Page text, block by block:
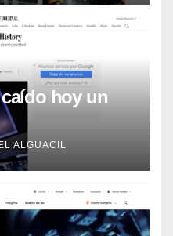
hoy un
ALGUACIL